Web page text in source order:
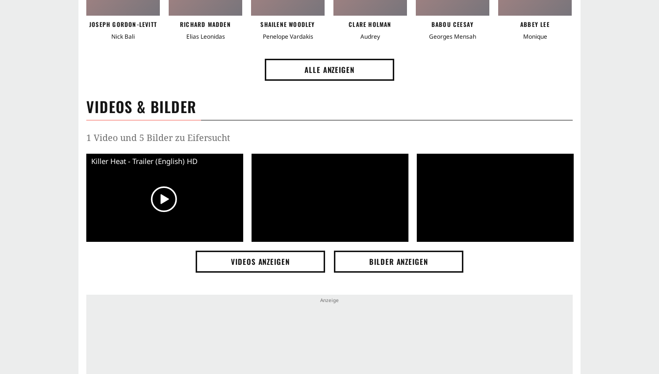
JOSEPH GORDON-LEVITT
Nick Bali
RICHARD MADDEN
Elias Leonidas
SHAILENE WOODLEY
Penelope Vardakis
CLARE HOLMAN
Audrey
BABOU CEESAY
Georges Mensah
ABBEY LEE
Monique
ALLE ANZEIGEN
VIDEOS & BILDER
1 Video und 5 Bilder zu Eifersucht
Killer Heat - Trailer (English) HD
VIDEOS ANZEIGEN BILDER ANZEIGEN